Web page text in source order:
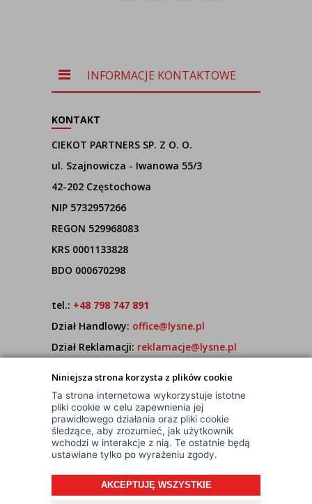
Niniejsza strona korzysta z plików cookie
Ta strona internetowa wykorzystuje istotne
pliki cookie w celu zapewnienia jej
prawidłowego działania oraz pliki cookie
śledzące, aby zrozumieć, jak użytkownik
wchodzi w interakcje z nią. Te ostatnie będą
ustawiane tylko po wyrażeniu zgody.
AKCEPTUJĘ WSZYSTKIE
INFORMACJE KONTAKTOWE
KONTAKT
CIEKOT PARTNERS SP. Z O. O.
ul. Szajnowicza - Iwanowa 55/3
42-202 Częstochowa
NIP 5732957266
REGON 529968083
KRS 0001133828
BDO 000670298
tel.: +48 798 747 891
Dział Handlowy: office@lysne.pl
Dział Reklamacji: reklamacje@lysne.pl
7:00 - 15:00
© Wszelkie Prawa Zastrzeżone